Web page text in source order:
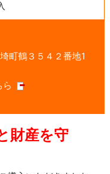
町鶴３５４２番地1
ら
財産を守